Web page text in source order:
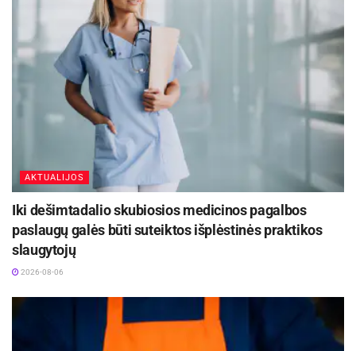
duomenys padeda sudaryti išsamų šalies
naudotų transporto priemonių rinkos paveikslą.
Iš visų 2024-aisiais tikrintų automobilių,
daugiausia apgadinimų buvo patyrę „Porsche“
modeliai – net 77,9 proc. visų šios markės
automobilių turėjo žalų įrašų.
Toliau sąraše rikiuojasi BMW (65,3 proc.),
„Subaru“ (64,5 proc.), „Hyundai“ (59,5 proc.) ir
„Land Rover“ (55,4 proc.). Vairuotojai
besidomintys šių gamintojų automobiliais turėtų
kokius apgadinimus automobilis patyrė bei kaip
buvo vykdomi remonto darbai. Priešingu atveju,
AKTUALIJOS
Iki dešimtadalio skubiosios medicinos pagalbos
paslaugų galės būti suteiktos išplėstinės praktikos
slaugytojų
2026-08-06